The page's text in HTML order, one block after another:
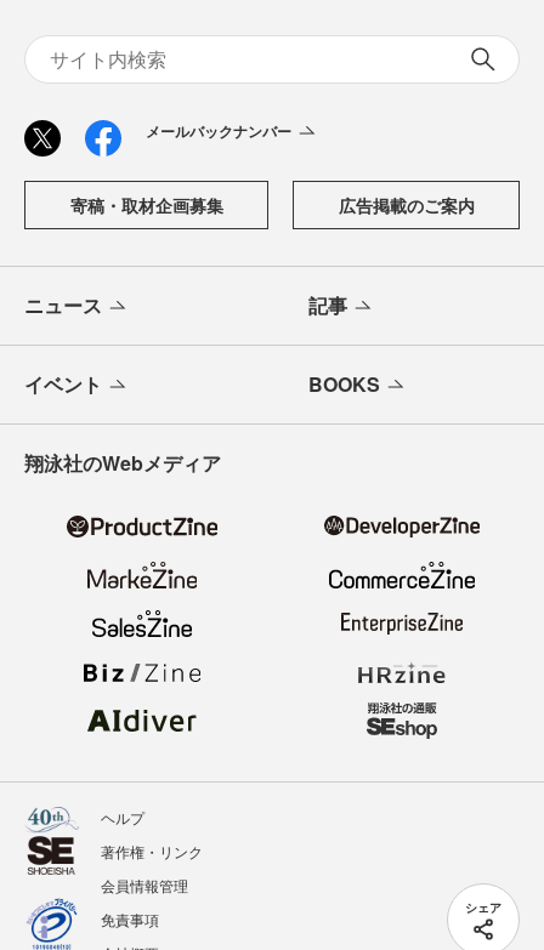
シェア
メールバックナンバー
寄稿・取材企画募集 広告掲載のご案内
ニュース 記事
イベント BOOKS
翔泳社のWebメディア
ヘルプ
著作権・リンク
会員情報管理
免責事項